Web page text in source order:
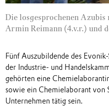
Die losgesprochenen
Armin Reimann (4.v.r.) und
Fünf Auszubildende des
der Industrie- und
gehörten eine
sowie ein Chemielaborant von
Unternehmen tätig sein.